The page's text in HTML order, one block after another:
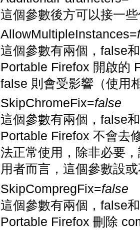
這個參數後方可以接一
AllowMultipleInstances=
這個參數有兩個，false
Portable Firefox 開啟的
false 則會受影響（使用
SkipChromeFix=false
這個參數有兩個，false
Portable Firefox 不會去
法正常使用，除非必要
用者而言，這個參數設
SkipCompregFix=false
這個參數有兩個，false
Portable Firefox 刪除